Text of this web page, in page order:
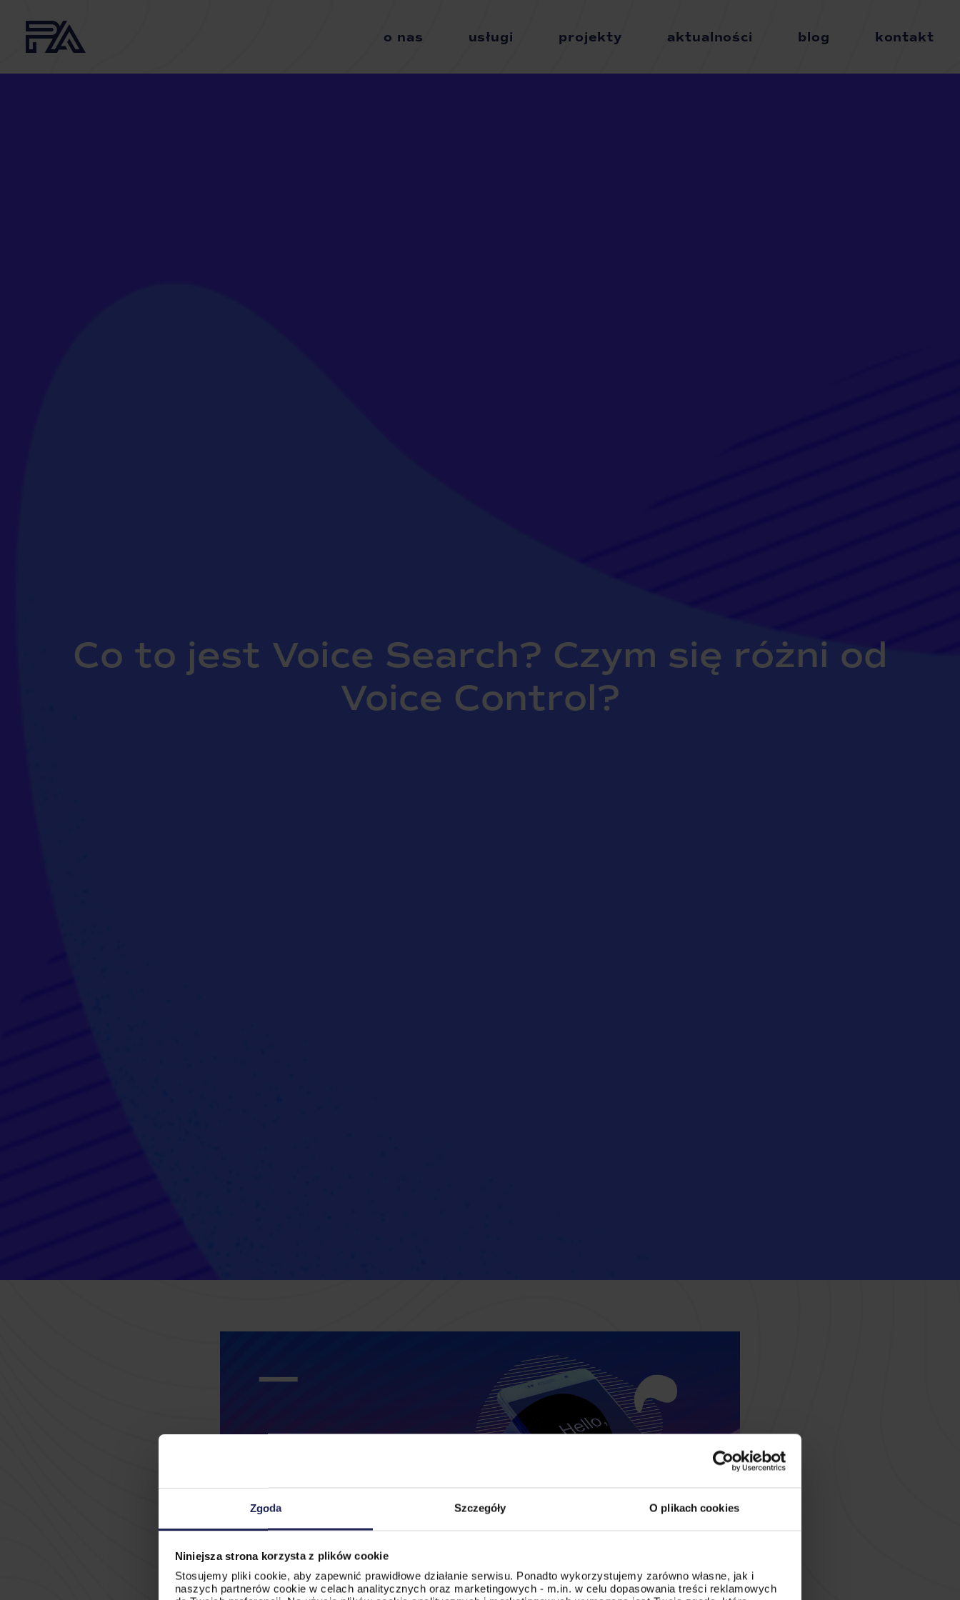
Zgoda Szczegóły O plikach cookies
Niniejsza strona korzysta z plików cookie
Stosujemy pliki cookie, aby zapewnić prawidłowe działanie serwisu. Ponadto wykorzystujemy zarówno własne, jak i
naszych partnerów cookie w celach analitycznych oraz marketingowych - m.in. w celu dopasowania treści reklamowych
o nas usługi projekty aktualności blog kontakt
Co to jest Voice Search? Czym się różni od
Voice Control?